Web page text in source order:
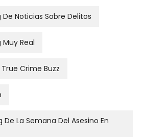
Noticias Sobre Delitos
Real
Crime Buzz
De La Semana Del Asesino En